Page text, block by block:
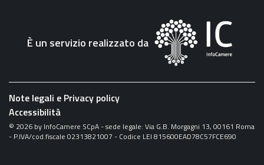
È un servizio realizzato da
Note legali e Privacy policy
Accessibilità
© 2026 by InfoCamere SCpA - sede legale: Via G.B. Morgagni 13, 00161 Roma
- P.IVA/cod.fiscale 02313821007 - Codice LEI 815600EAD78C57FCE690